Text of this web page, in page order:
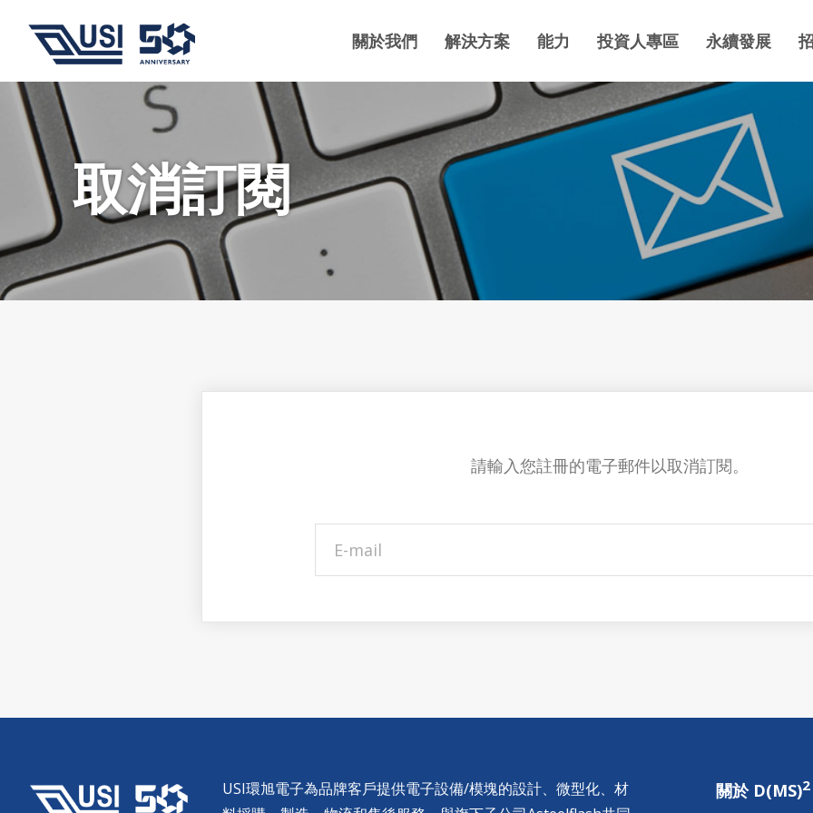
關於我們 解決方案 能力 投資人專區 永續發展
取消訂閱
請輸入您註冊的電子郵件以取消訂閱。
USI環旭電子為品牌客戶提供電子設備/模塊的設計、微型化、材
關於 D(MS)2